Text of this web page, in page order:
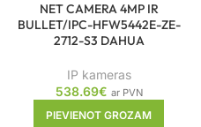
NET CAMERA 4MP IR
BULLET/IPC-HFW5442E-ZE-
2712-S3 DAHUA
IP kameras
538.69€ ar PVN
PIEVIENOT GROZAM